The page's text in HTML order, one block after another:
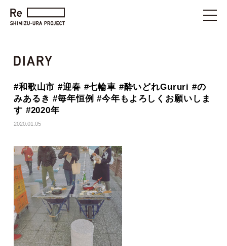
#和歌山市 #迎春 #七輪車 #酔いどれGururi #の
みあるき #毎年恒例 #今年もよろしくお願いしま
す #2020年
2020.01.05